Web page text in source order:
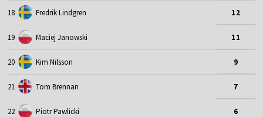
18 Fredrik Lindgren 12
19 Maciej Janowski 11
20 Kim Nilsson 9
21 Tom Brennan 7
22 Piotr Pawlicki 6